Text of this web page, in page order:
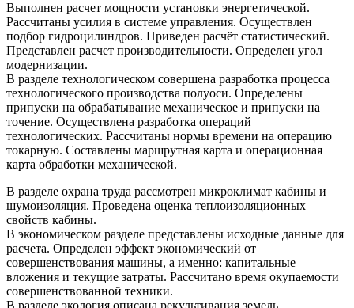
Выполнен расчет мощности установки энергетической.
Рассчитаны усилия в системе управления. Осуществлен
подбор гидроцилиндров. Приведен расчёт статистический.
Представлен расчет производительности. Определен угол
модернизации.
В разделе технологическом совершена разработка процесса
технологического производства полуоси. Определены
припуски на обрабатывание механическое и припуски на
точение. Осуществлена разработка операций
технологических. Рассчитаны нормы времени на операцию
токарную. Составлены маршрутная карта и операционная
карта обработки механической.
В разделе охрана труда рассмотрен микроклимат кабины и
шумоизоляция. Проведена оценка теплоизоляционных
свойств кабины.
В экономическом разделе представлены исходные данные для
расчета. Определен эффект экономический от
совершенствования машины, а именно: капитальные
вложения и текущие затраты. Рассчитано время окупаемости
совершенствованной техники.